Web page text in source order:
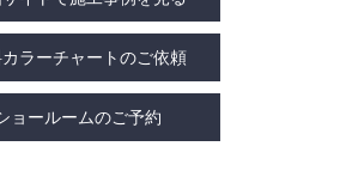
ラーチャートのご依頼
ョールームのご予約